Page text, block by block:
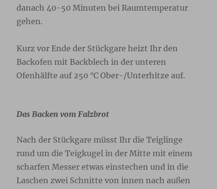
danach 40-50 Minuten bei Raumtemperatur
gehen.
Kurz vor Ende der Stückgare heizt Ihr den
Backofen mit Backblech in der unteren
Ofenhälfte auf 250 °C Ober-/Unterhitze auf.
Das Backen vom Falzbrot
Nach der Stückgare müsst Ihr die Teiglinge
rund um die Teigkugel in der Mitte mit einem
scharfen Messer etwas einstechen und in die
Laschen zwei Schnitte von innen nach außen